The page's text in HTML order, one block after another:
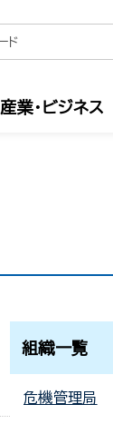
産業・ビジネス
組織一覧
危機管理局